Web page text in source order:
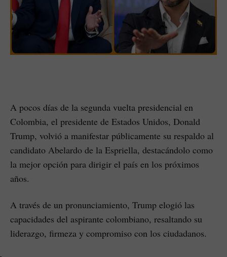
A pocos días de la segunda vuelta presidencial en
Colombia, el presidente de Estados Unidos, Donald
Trump, volvió a manifestar públicamente su respaldo al
candidato Abelardo de la Espriella, destacándolo como
la mejor opción para dirigir el país en los próximos
años.
A través de un pronunciamiento, Trump elogió las
capacidades del aspirante colombiano, resaltando su
liderazgo, firmeza y compromiso con los ciudadanos.